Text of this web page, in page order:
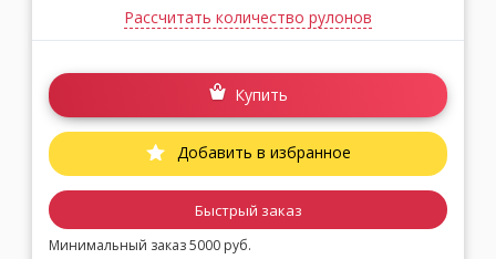
Рассчитать количество рулонов
Купить
Добавить в избранное
Быстрый заказ
Минимальный заказ 5000 руб.